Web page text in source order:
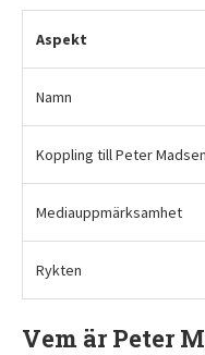
Aspekt
Namn
Koppling till Peter Madsen
Mediauppmärksamhet
Rykten
Vem är Peter